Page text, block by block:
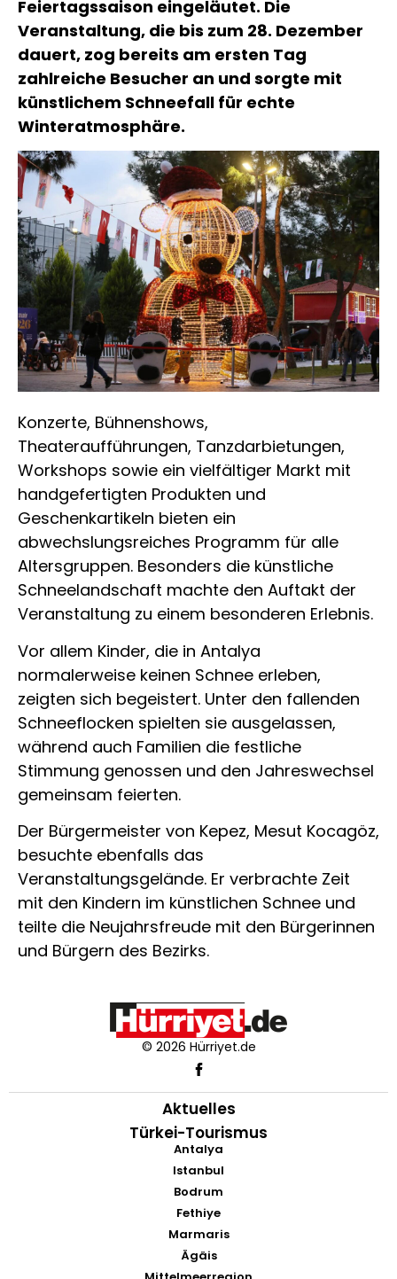
Feiertagssaison eingeläutet. Die
Veranstaltung, die bis zum 28. Dezember
dauert, zog bereits am ersten Tag
zahlreiche Besucher an und sorgte mit
künstlichem Schneefall für echte
Winteratmosphäre.
Konzerte, Bühnenshows,
Theateraufführungen, Tanzdarbietungen,
Workshops sowie ein vielfältiger Markt mit
handgefertigten Produkten und
Geschenkartikeln bieten ein
abwechslungsreiches Programm für alle
Altersgruppen. Besonders die künstliche
Schneelandschaft machte den Auftakt der
Veranstaltung zu einem besonderen Erlebnis.
Vor allem Kinder, die in Antalya
normalerweise keinen Schnee erleben,
zeigten sich begeistert. Unter den fallenden
Schneeflocken spielten sie ausgelassen,
während auch Familien die festliche
Stimmung genossen und den Jahreswechsel
gemeinsam feierten.
Der Bürgermeister von Kepez, Mesut Kocagöz,
besuchte ebenfalls das
Veranstaltungsgelände. Er verbrachte Zeit
mit den Kindern im künstlichen Schnee und
teilte die Neujahrsfreude mit den Bürgerinnen
und Bürgern des Bezirks.
© 2026 Hürriyet.de
Aktuelles
Türkei-Tourismus
Antalya
Istanbul
Bodrum
Fethiye
Marmaris
Ägäis